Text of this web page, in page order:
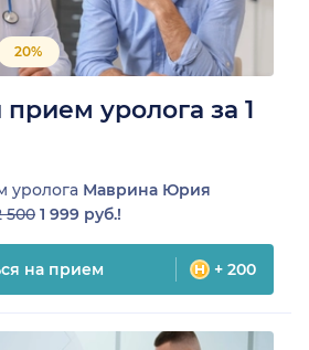
20%
уролога за 1
уролога Маврина Юрия
500 1 999 руб.!
на прием + 200